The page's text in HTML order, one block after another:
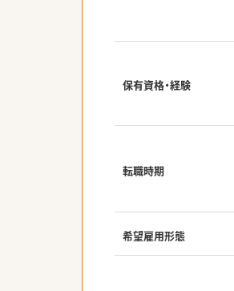
保有資格・経験
転職時期
希望雇用形態